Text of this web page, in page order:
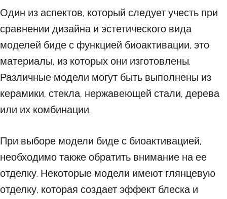
Один из аспектов, который следует учесть при
сравнении дизайна и эстетического вида
моделей биде с функцией биоактивации, это
материалы, из которых они изготовлены.
Различные модели могут быть выполнены из
керамики, стекла, нержавеющей стали, дерева
или их комбинации.
При выборе модели биде с биоактивацией,
необходимо также обратить внимание на ее
отделку. Некоторые модели имеют глянцевую
отделку, которая создает эффект блеска и